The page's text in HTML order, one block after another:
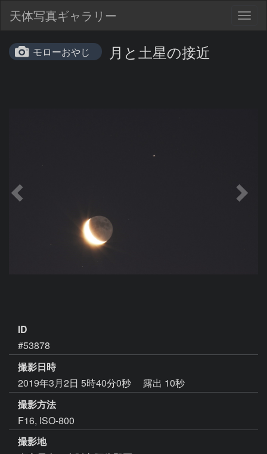
天体写真ギャラリー
モローおやじ 月と土星の接近
ID
#53878
撮影日時
2019年3月2日 5時40分0秒
露出 10秒
撮影方法
F16, ISO-800
撮影地